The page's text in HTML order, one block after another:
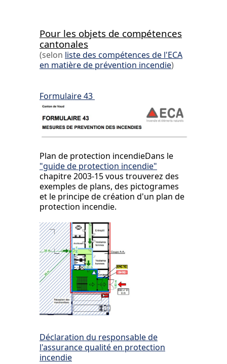
Pour les objets de compétences
cantonales
(selon liste des compétences de l'ECA
en matière de prévention incendie)
Formulaire 43
Plan de protection incendieDans le
"guide de protection incendie"
chapitre 2003-15 vous trouverez des
exemples de plans, des pictogrames
et le principe de création d'un plan de
protection incendie.
Déclaration du responsable de
l'assurance qualité en protection
incendie